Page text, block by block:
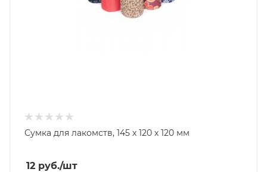
Сумка для лакомств, 145 х 120 х 120 мм
12 руб./шт